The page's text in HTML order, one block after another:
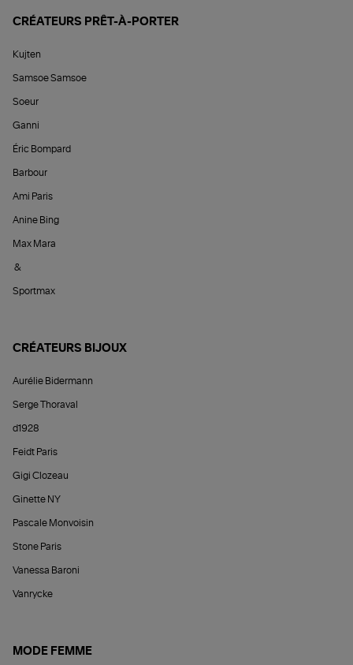
CRÉATEURS PRÊT-À-PORTER
Kujten
Samsoe Samsoe
Soeur
Ganni
Éric Bompard
Barbour
Ami Paris
Anine Bing
Max Mara
&
Sportmax
CRÉATEURS BIJOUX
Aurélie Bidermann
Serge Thoraval
d1928
Feidt Paris
Gigi Clozeau
Ginette NY
Pascale Monvoisin
Stone Paris
Vanessa Baroni
Vanrycke
MODE FEMME